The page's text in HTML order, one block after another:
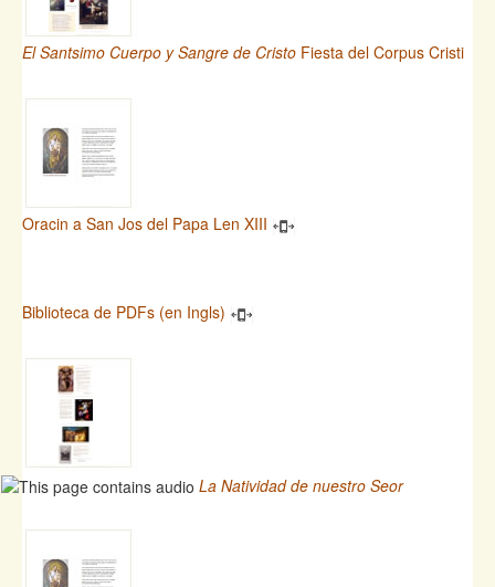
El Santsimo Cuerpo y Sangre de Cristo Fiesta del Corpus Cristi
Oracin a San Jos del Papa Len XIII
Biblioteca de PDFs (en Ingls)
La Natividad de nuestro Seor